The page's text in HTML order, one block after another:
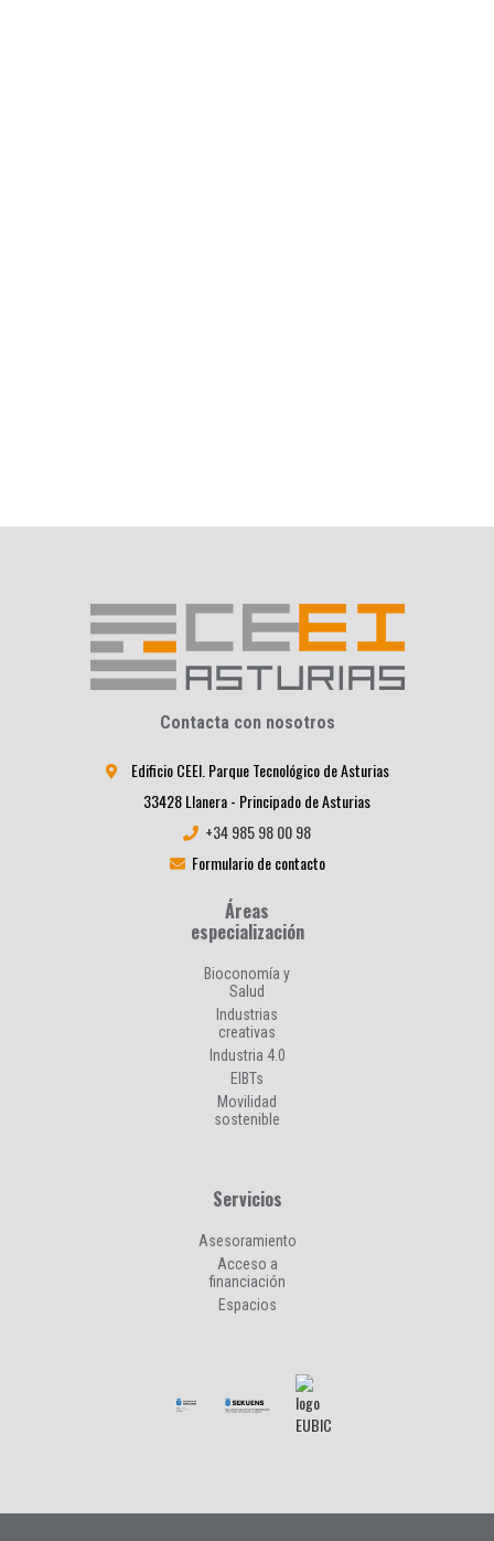
Contacta con nosotros
Edificio CEEI. Parque Tecnológico de Asturias
33428 Llanera - Principado de Asturias
+34 985 98 00 98
Formulario de contacto
Áreas
especialización
Bioconomía y
Salud
Industrias
creativas
Industria 4.0
EIBTs
Movilidad
sostenible
Servicios
Asesoramiento
Acceso a
financiación
Espacios